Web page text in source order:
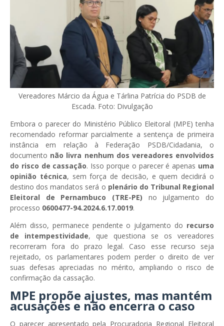
Vereadores Márcio da Água e Tárlina Patrícia do PSDB de
Escada. Foto: Divulgação
Embora o parecer do Ministério Público Eleitoral (MPE) tenha
recomendado reformar parcialmente a sentença de primeira
instância em relação à Federação PSDB/Cidadania, o
documento não livra nenhum dos vereadores envolvidos
do risco de cassação. Isso porque o parecer é apenas uma
opinião técnica, sem força de decisão, e quem decidirá o
destino dos mandatos será o plenário do Tribunal Regional
Eleitoral de Pernambuco (TRE-PE) no julgamento do
processo 0600477-94.2024.6.17.0019.
Além disso, permanece pendente o julgamento do recurso
de intempestividade, que questiona se os vereadores
recorreram fora do prazo legal. Caso esse recurso seja
rejeitado, os parlamentares podem perder o direito de ver
suas defesas apreciadas no mérito, ampliando o risco de
confirmação da cassação.
MPE propõe ajustes, mas mantém
acusações e não encerra o caso
O parecer apresentado pela Procuradoria Regional Eleitoral